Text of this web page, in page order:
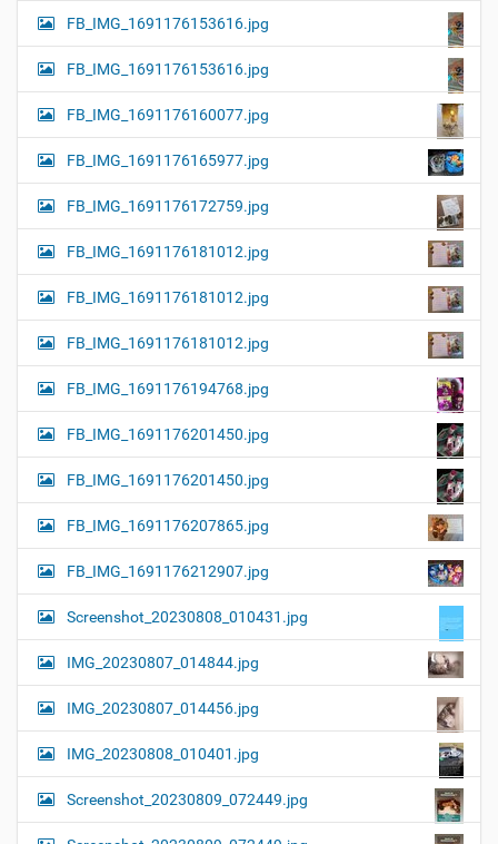
FB_IMG_1691176153616.jpg
FB_IMG_1691176153616.jpg
FB_IMG_1691176160077.jpg
FB_IMG_1691176165977.jpg
FB_IMG_1691176172759.jpg
FB_IMG_1691176181012.jpg
FB_IMG_1691176181012.jpg
FB_IMG_1691176181012.jpg
FB_IMG_1691176194768.jpg
FB_IMG_1691176201450.jpg
FB_IMG_1691176201450.jpg
FB_IMG_1691176207865.jpg
FB_IMG_1691176212907.jpg
Screenshot_20230808_010431.jpg
IMG_20230807_014844.jpg
IMG_20230807_014456.jpg
IMG_20230808_010401.jpg
Screenshot_20230809_072449.jpg